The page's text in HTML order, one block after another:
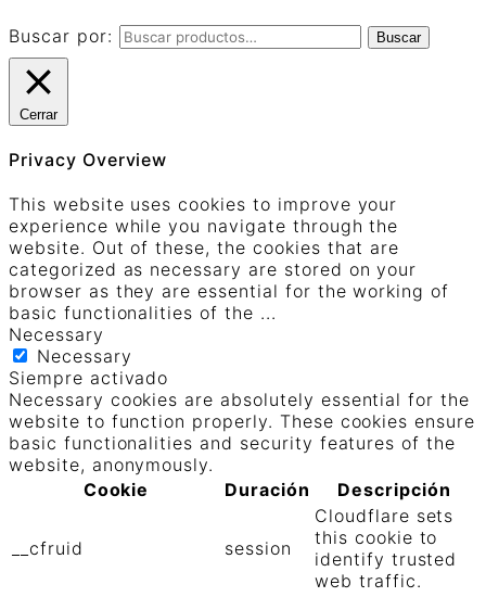
Buscar por: Buscar
Cerrar
Privacy Overview
This website uses cookies to improve your
experience while you navigate through the
website. Out of these, the cookies that are
categorized as necessary are stored on your
browser as they are essential for the working of
basic functionalities of the ...
Necessary
Necessary
Siempre activado
Necessary cookies are absolutely essential for the
website to function properly. These cookies ensure
basic functionalities and security features of the
website, anonymously.
Cookie
Duración Descripción
__cfruid session
Cloudflare sets
this cookie to
identify trusted
web traffic.